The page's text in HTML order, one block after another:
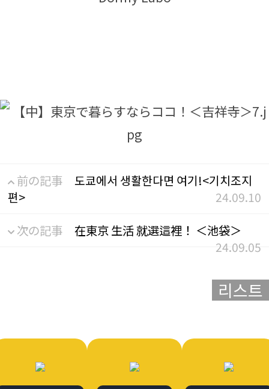
前の記事
도쿄에서 생활한다면 여기!<기치조지
편>
24.09.10
次の記事
在東京 生活 就選這裡！ ＜池袋＞
24.09.05
리스트